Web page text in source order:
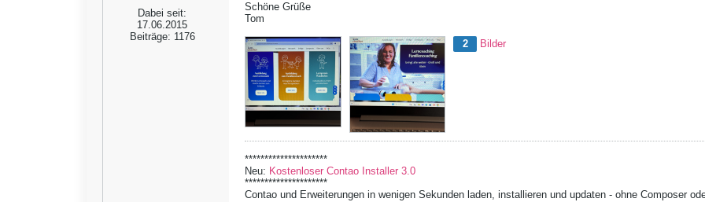
Dabei seit:
17.06.2015
Beiträge: 1176
Schöne Grüße
Tom
2 Bilder
*********************
Neu: Kostenloser Contao Installer 3.0
*********************
Contao und Erweiterungen in wenigen Sekunden laden, installieren und updaten - ohne Composer